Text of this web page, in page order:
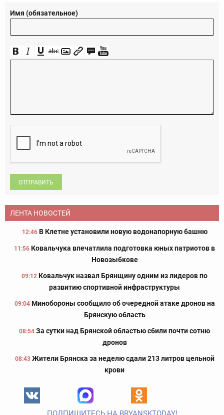
Имя (обязательное)
ОТПРАВИТЬ
ЛЕНТА НОВОСТЕЙ
12:46 В Клетне установили новую водонапорную башню
11:56 Ковальчука впечатлила подготовка юных патриотов в
Новозыбкове
09:12 Ковальчук назвал Брянщину одним из лидеров по
развитию спортивной инфраструктуры
09:04 Минобороны сообщило об очередной атаке дронов на
Брянскую область
08:54 За сутки над Брянской областью сбили почти сотню
дронов
08:43 Жители Брянска за неделю сдали 213 литров цельной
крови